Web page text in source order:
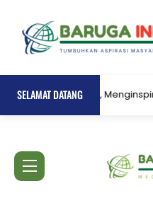
content
SELAMAT DATANG
Fakta, Menginspirasi
Menu